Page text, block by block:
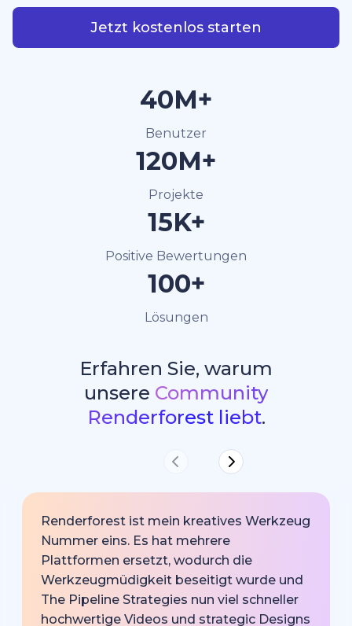
Jetzt kostenlos starten
40M+
Benutzer
120M+
Projekte
15K+
Positive Bewertungen
100+
Lösungen
Erfahren Sie, warum
unsere Community
Renderforest liebt.
Renderforest ist mein kreatives Werkzeug
Nummer eins. Es hat mehrere
Plattformen ersetzt, wodurch die
Werkzeugmüdigkeit beseitigt wurde und
The Pipeline Strategies nun viel schneller
hochwertige Videos und strategic Designs